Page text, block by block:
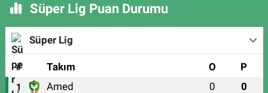
Süper Lig Puan Durumu
Süper Lig
# Takım O P
1 Amed 0 0